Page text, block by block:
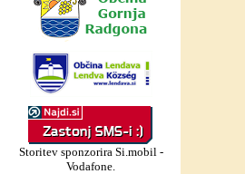
Storitev sponzorira Si.mobil -
Vodafone.